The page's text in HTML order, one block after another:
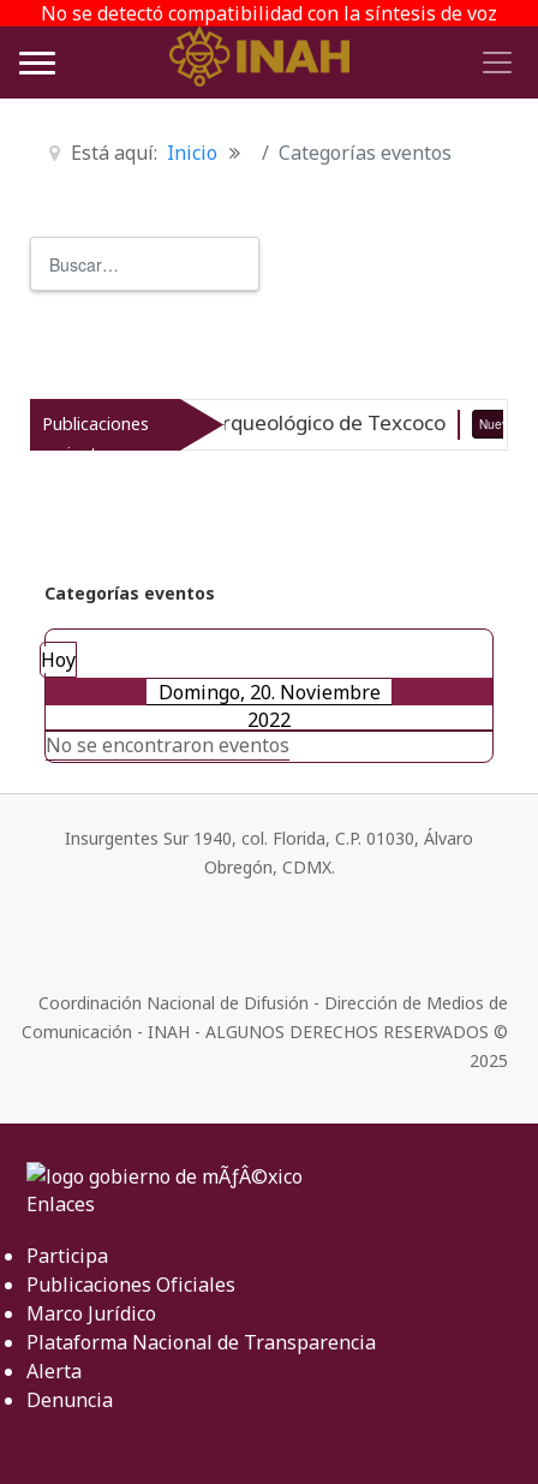
No se detectó compatibilidad con la síntesis de voz
Está aquí: Inicio Categorías eventos
Publicaciones
recientes
el patrimonio arqueológico de Texcoco Nuevo
Categorías eventos
Hoy
Domingo, 20. Noviembre
2022
No se encontraron eventos
Insurgentes Sur 1940, col. Florida, C.P. 01030, Álvaro
Obregón, CDMX.
Coordinación Nacional de Difusión - Dirección de Medios de
Comunicación - INAH - ALGUNOS DERECHOS RESERVADOS ©
2025
Enlaces
Participa
Publicaciones Oficiales
Marco Jurídico
Plataforma Nacional de Transparencia
Alerta
Denuncia